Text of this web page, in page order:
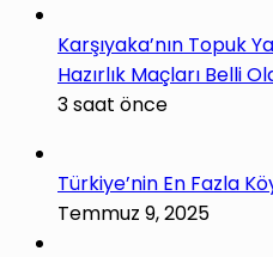
Karşıyaka’nın Topuk
Hazırlık Maçları Belli
3 saat önce
Türkiye’nin En Fazla
Temmuz 9, 2025